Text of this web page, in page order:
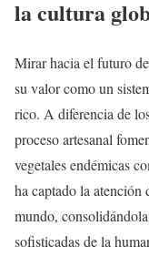
la cultura
Mirar hacia el futuro
su valor como un
rico. A diferencia de
proceso artesanal
vegetales endémicas
ha captado la atención
mundo,
sofisticadas de la